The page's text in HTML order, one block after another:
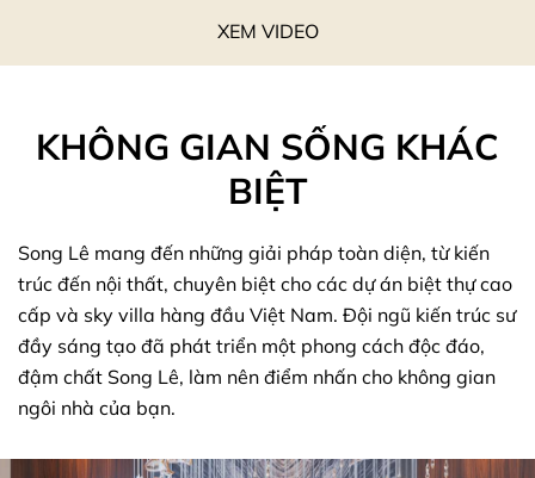
XEM VIDEO
KHÔNG GIAN SỐNG KHÁC
BIỆT
Song Lê mang đến những giải pháp toàn diện, từ kiến
trúc đến nội thất, chuyên biệt cho các dự án biệt thự cao
cấp và sky villa hàng đầu Việt Nam. Đội ngũ kiến trúc sư
đầy sáng tạo đã phát triển một phong cách độc đáo,
đậm chất Song Lê, làm nên điểm nhấn cho không gian
ngôi nhà của bạn.